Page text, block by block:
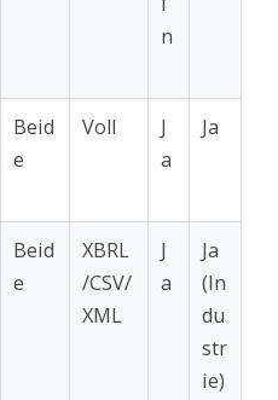
n
Beid
e
Voll
J
a
Ja
Beid
e
XBRL
/CSV/
XML
J
a
Ja
(In
du
str
ie)